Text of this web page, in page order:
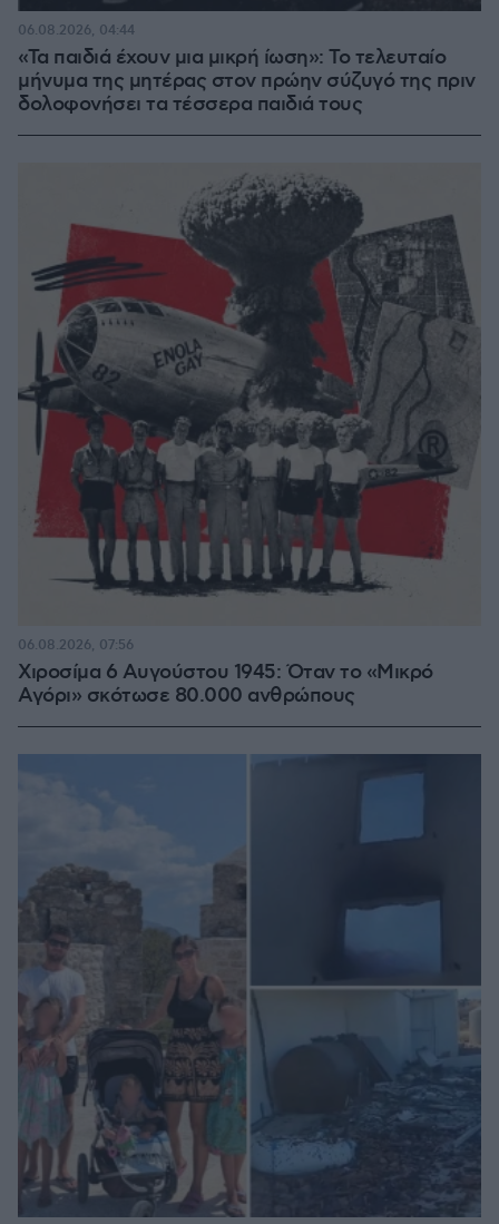
«Τα παιδιά έχουν μια μικρή ίωση»: Το τελευταίο
μήνυμα της μητέρας στον πρώην σύζυγό της πριν
δολοφονήσει τα τέσσερα παιδιά τους
06.08.2026, 04:44
Χιροσίμα 6 Αυγούστου 1945: Όταν το «Μικρό
Αγόρι» σκότωσε 80.000 ανθρώπους
06.08.2026, 07:56